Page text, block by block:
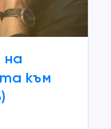
на
към